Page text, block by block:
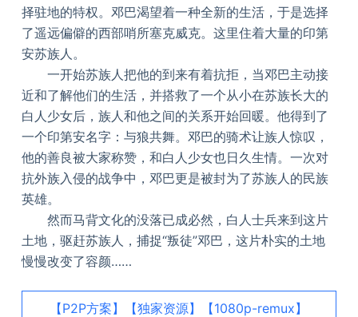
择驻地的特权。邓巴渴望着一种全新的生活，于是选择
了遥远偏僻的西部哨所塞克威克。这里住着大量的印第
安苏族人。
一开始苏族人把他的到来有着抗拒，当邓巴主动接
近和了解他们的生活，并搭救了一个从小在苏族长大的
白人少女后，族人和他之间的关系开始回暖。他得到了
一个印第安名字：与狼共舞。邓巴的骑术让族人惊叹，
他的善良被大家称赞，和白人少女也日久生情。一次对
抗外族入侵的战争中，邓巴更是被封为了苏族人的民族
英雄。
然而马背文化的没落已成必然，白人士兵来到这片
土地，驱赶苏族人，捕捉“叛徒”邓巴，这片朴实的土地
慢慢改变了容颜……
【P2P方案】【独家资源】【1080p-remux】